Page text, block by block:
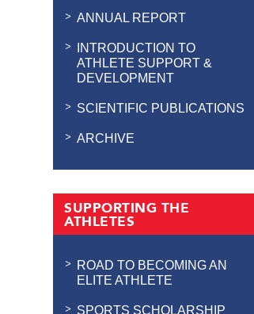
ANNUAL REPORT
INTRODUCTION TO
ATHLETE SUPPORT &
DEVELOPMENT
SCIENTIFIC PUBLICATIONS
ARCHIVE
SUPPORTING THE
ATHLETES
ROAD TO BECOMING AN
ELITE ATHLETE
SPORTS SCHOLARSHIP